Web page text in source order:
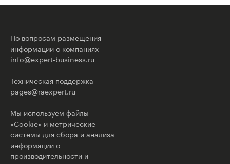
По вопросам размещения
информации о компаниях
info@expert-business.ru
Техническая поддержка
pages@raexpert.ru
Мы используем файлы
«Cookie» и метрические
системы для сбора и анализа
информации о
производительности и